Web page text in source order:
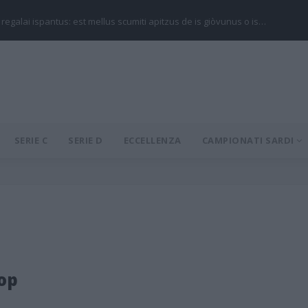
regalai ispantus: est mellus scumiti apitzus de is giòvunus o is…
SERIE C SERIE D ECCELLENZA CAMPIONATI SARDI